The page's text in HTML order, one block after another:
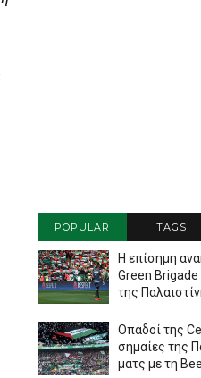
POPULAR TAGS
Η επίσημη
Green Brigade
της
Οπαδοί της
σημαίες της
ματς με τη